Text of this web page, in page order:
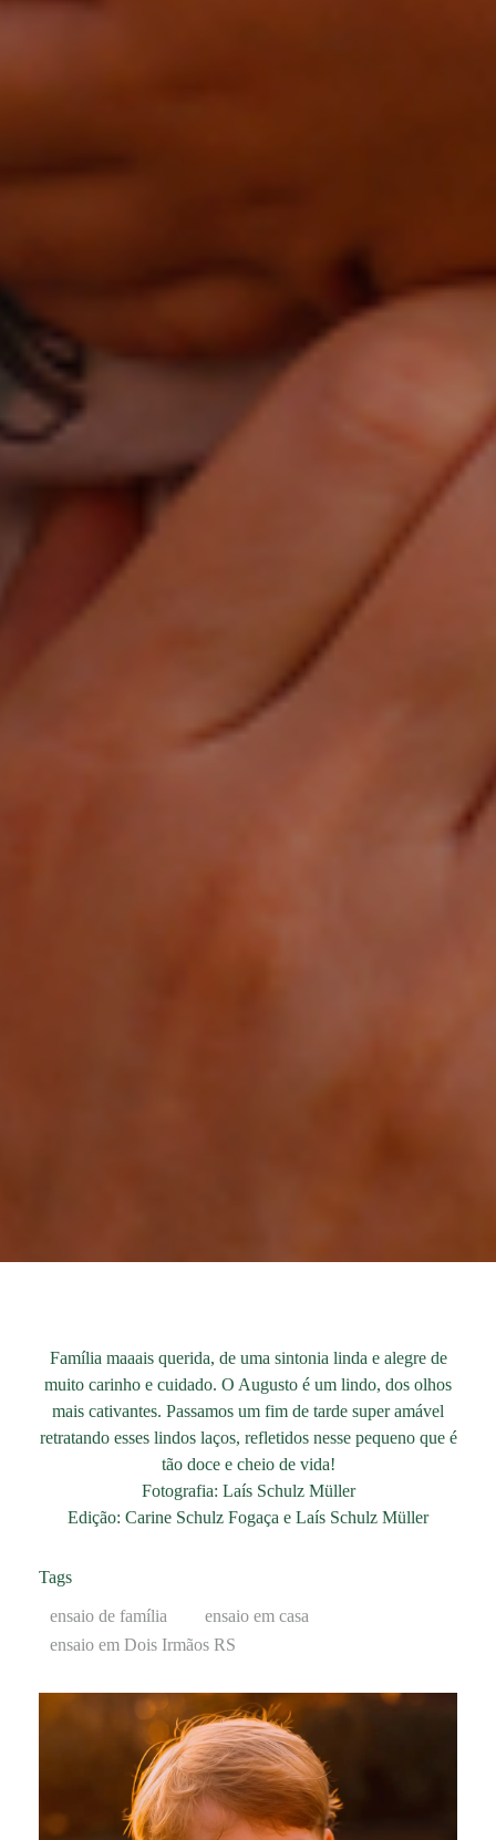
Família maaais querida, de uma sintonia linda e alegre de
muito carinho e cuidado. O Augusto é um lindo, dos olhos
mais cativantes. Passamos um fim de tarde super amável
retratando esses lindos laços, refletidos nesse pequeno que é
tão doce e cheio de vida!
Fotografia: Laís Schulz Müller
Edição: Carine Schulz Fogaça e Laís Schulz Müller
Tags
ensaio de família
ensaio em casa
ensaio em Dois Irmãos RS